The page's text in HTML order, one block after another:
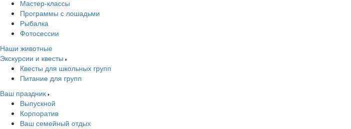
Мастер-классы
Программы с лошадьми
Рыбалка
Фотосессии
Наши животные
Экскурсии и квесты
Квесты для школьных групп
Питание для групп
Ваш праздник
Выпускной
Корпоратив
Ваш семейный отдых